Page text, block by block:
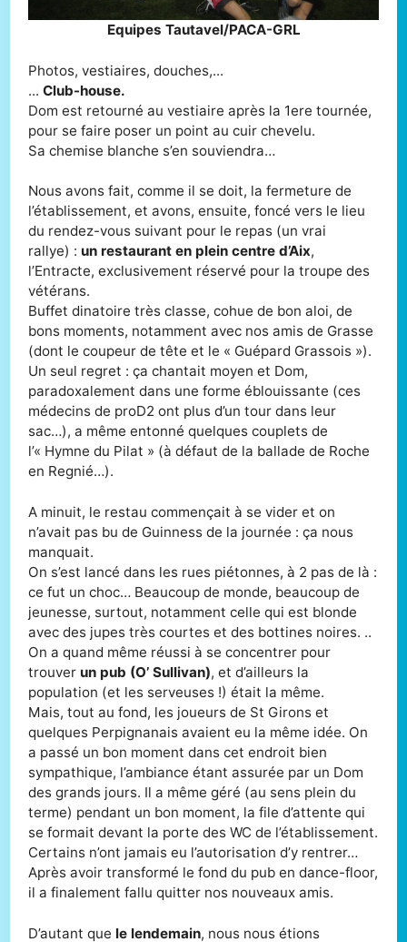
Equipes Tautavel/PACA-GRL
Photos, vestiaires, douches,...
...Club-house.
Dom est retourné au vestiaire après la 1ere tournée,
pour se faire poser un point au cuir chevelu.
Sa chemise blanche s’en souviendra…
Nous avons fait, comme il se doit, la fermeture de
l’établissement, et avons, ensuite, foncé vers le lieu
du rendez-vous suivant pour le repas (un vrai
rallye) : un restaurant en plein centre d’Aix,
l’Entracte, exclusivement réservé pour la troupe des
vétérans.
Buffet dinatoire très classe, cohue de bon aloi, de
bons moments, notamment avec nos amis de Grasse
(dont le coupeur de tête et le « Guépard Grassois »).
Un seul regret : ça chantait moyen et Dom,
paradoxalement dans une forme éblouissante (ces
médecins de proD2 ont plus d’un tour dans leur
sac…), a même entonné quelques couplets de
l’« Hymne du Pilat » (à défaut de la ballade de Roche
en Regnié…).
A minuit, le restau commençait à se vider et on
n’avait pas bu de Guinness de la journée : ça nous
manquait.
On s’est lancé dans les rues piétonnes, à 2 pas de là :
ce fut un choc… Beaucoup de monde, beaucoup de
jeunesse, surtout, notamment celle qui est blonde
avec des jupes très courtes et des bottines noires. ..
On a quand même réussi à se concentrer pour
trouver un pub (O’ Sullivan), et d’ailleurs la
population (et les serveuses !) était la même.
Mais, tout au fond, les joueurs de St Girons et
quelques Perpignanais avaient eu la même idée. On
a passé un bon moment dans cet endroit bien
sympathique, l’ambiance étant assurée par un Dom
des grands jours. Il a même géré (au sens plein du
terme) pendant un bon moment, la file d’attente qui
se formait devant la porte des WC de l’établissement.
Certains n’ont jamais eu l’autorisation d’y rentrer…
Après avoir transformé le fond du pub en dance-floor,
il a finalement fallu quitter nos nouveaux amis.
D’autant que le lendemain, nous nous étions